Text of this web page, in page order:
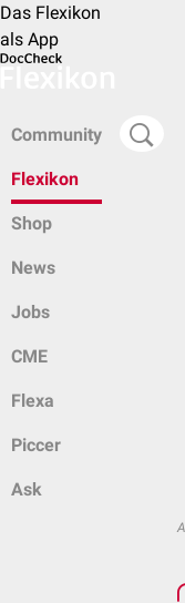
Das Flexikon
als App
Community
Flexikon
Shop
News
Jobs
CME
Flexa
Piccer
Ask
A